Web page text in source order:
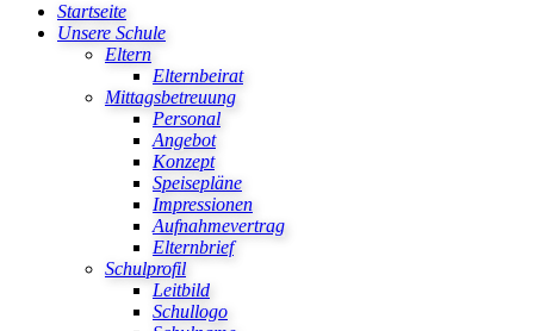
Startseite
Unsere Schule
Eltern
Elternbeirat
Mittagsbetreuung
Personal
Angebot
Konzept
Speisepläne
Impressionen
Aufnahmevertrag
Elternbrief
Schulprofil
Leitbild
Schullogo